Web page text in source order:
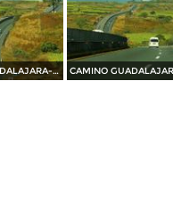
CAMINO GUADALAJARA---PUERTO VALLARTA 2014